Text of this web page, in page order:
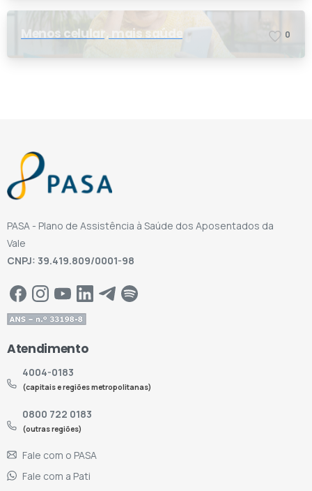
Menos celular, mais saúde 0
PASA - Plano de Assistência à Saúde dos Aposentados da
Vale
CNPJ: 39.419.809/0001-98
Atendimento
4004-0183
(capitais e regiões metropolitanas)
0800 722 0183
(outras regiões)
Fale com o PASA
Fale com a Pati